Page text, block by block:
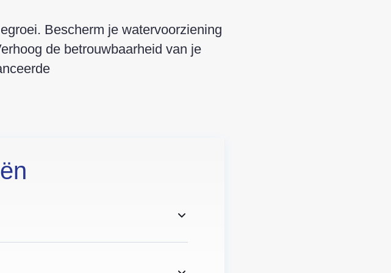
Bescherm je watervoorziening
de betrouwbaarheid van je